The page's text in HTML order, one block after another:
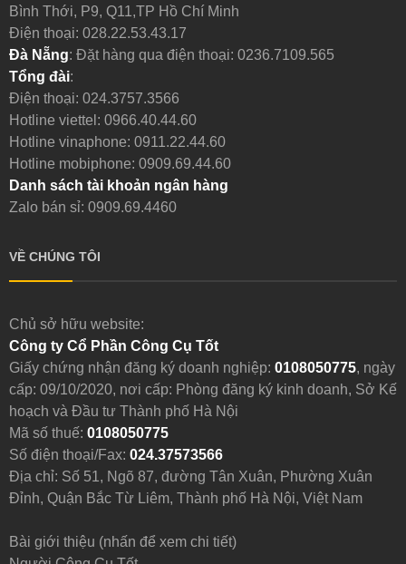
Bình Thới, P9, Q11,TP Hồ Chí Minh
Điện thoại: 028.22.53.43.17
Đà Nẵng: Đặt hàng qua điện thoại: 0236.7109.565
Tổng đài:
Điện thoại: 024.3757.3566
Hotline viettel: 0966.40.44.60
Hotline vinaphone: 0911.22.44.60
Hotline mobiphone: 0909.69.44.60
Danh sách tài khoản ngân hàng
Zalo bán sỉ: 0909.69.4460
VỀ CHÚNG TÔI
Chủ sở hữu website:
Công ty Cổ Phần Công Cụ Tốt
Giấy chứng nhận đăng ký doanh nghiệp: 0108050775, ngày
cấp: 09/10/2020, nơi cấp: Phòng đăng ký kinh doanh, Sở Kế
hoạch và Đầu tư Thành phố Hà Nội
Mã số thuế: 0108050775
Số điện thoại/Fax: 024.37573566
Địa chỉ: Số 51, Ngõ 87, đường Tân Xuân, Phường Xuân
Đỉnh, Quận Bắc Từ Liêm, Thành phố Hà Nội, Việt Nam
Bài giới thiệu (nhấn để xem chi tiết)